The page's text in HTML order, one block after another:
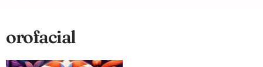
orofacial